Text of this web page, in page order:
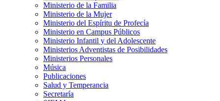
Ministerio de la Familia
Ministerio de la Mujer
Ministerio del Espíritu de Profecía
Ministerio en Campus Públicos
Ministerio Infantil y del Adolescente
Ministerios Adventistas de Posibilidades
Ministerios Personales
Música
Publicaciones
Salud y Temperancia
Secretaría